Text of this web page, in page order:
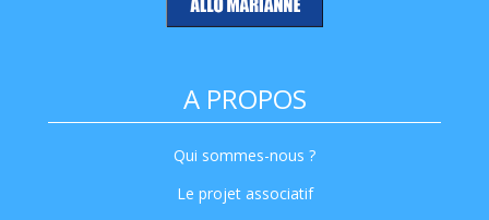
A PROPOS
Qui sommes-nous ?
Le projet associatif